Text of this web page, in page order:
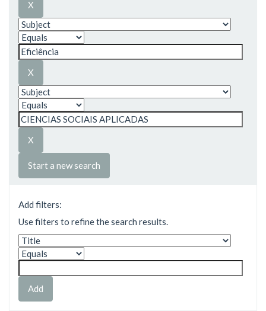
Start a new search
Add filters:
Use filters to refine the search results.